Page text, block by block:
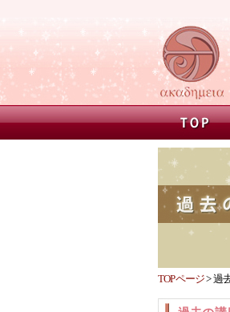
TOPページ>過